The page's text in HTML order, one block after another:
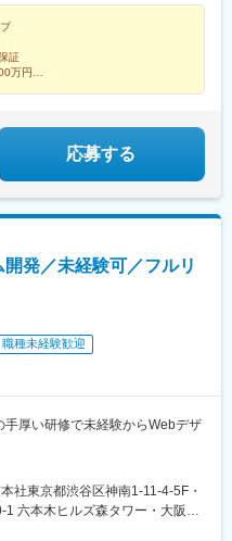
岡支店：福岡県福岡市中央区天
アクセス：「天神駅」から徒歩
徒歩8分※転居を伴う転勤なし※
しているプロジェクトは47都
証
万円
と実績。ここで人生を見据えた選択
応募する
発／未経験可／フルリ
職種未経験歓迎
厚い研修で未経験からWebデザ
社東京都渋谷区神南1-11-4-5F・
六本木ヒルズ森タワー・大阪支
ブリーゼタワー1-2F・他各地の